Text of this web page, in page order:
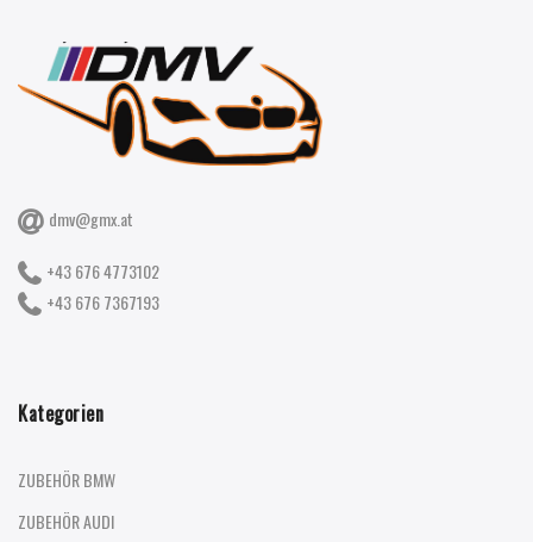
dmv@gmx.at
+43 676 4773102
+43 676 7367193
Kategorien
ZUBEHÖR BMW
ZUBEHÖR AUDI